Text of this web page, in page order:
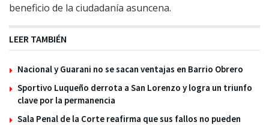
beneficio de la ciudadanía asuncena.
LEER TAMBIÉN
Nacional y Guarani no se sacan ventajas en Barrio Obrero
Sportivo Luqueño derrota a San Lorenzo y logra un triunfo
clave por la permanencia
Sala Penal de la Corte reafirma que sus fallos no pueden